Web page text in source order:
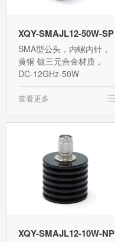
XQY-SMAJL12-50W-SP
SMA型公头，内螺内针，
黄铜 镀三元合金材质，
DC-12GHz-50W
查看更多
XQY-SMAJL12-10W-NP